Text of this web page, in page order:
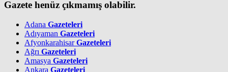
Gazete henüz çıkmamış olabilir.
Adana Gazeteleri
Adıyaman Gazeteleri
AfyonkarahisarGazeteleri
Ağrı Gazeteleri
Amasya Gazeteleri
Ankara Gazeteleri